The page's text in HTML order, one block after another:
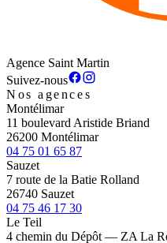
Agence Saint Martin
Suivez-nous
Nos agences
Montélimar
11 boulevard Aristide Briand
26200 Montélimar
04 75 01 65 87
Sauzet
7 route de la Batie Rolland
26740 Sauzet
04 75 46 17 30
Le Teil
4 chemin du Dépôt — ZA La